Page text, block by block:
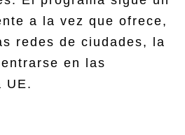
a la vez que ofrece,
redes de ciudades, la
en las
UE.